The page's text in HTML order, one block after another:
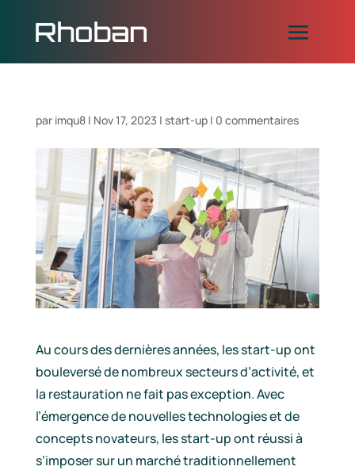
par imqu8| Nov 17, 2023 | start-up| 0 commentaires
Au cours des dernières années, les start-up ont
bouleversé de nombreux secteurs d’activité, et
la restauration ne fait pas exception. Avec
l’émergence de nouvelles technologies et de
concepts novateurs, les start-up ont réussi à
s’imposer sur un marché traditionnellement